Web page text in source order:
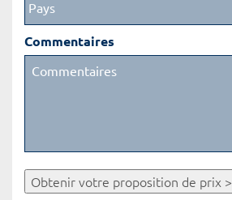
Commentaires
Obtenir votre proposition de prix >